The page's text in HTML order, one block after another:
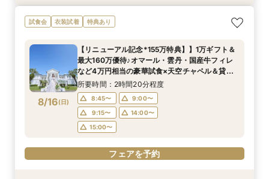
8/15( )
【パパママも安心♪】キッズ婚紹介フェア★キッ
ズスペース付
9:00〜
13:30〜
15:00〜
フェアを予約
8/15( )
【初めての見学におすすめ◎】1万ギフト付き◆
白亜のチャペルなど全館見学×4万円相当の絶品
フェア
所要時間：2時間20分程度
8:45〜
9:00〜
9:15〜
14:00〜
15:00〜
フェアを予約
8/15( )
【料理やおもてなしを重視したい方へ】美食でお
もてなし！豪華国産牛試食×貸切邸宅での演出体
所要時間：2時間20分程度
9:00〜
9:15〜
14:00〜
15:00〜
フェアを予約
8/15( )
【憧れのドレス姿も】SNSで話題の水上大聖堂体
験＆4万相当の試食+最大155万円の豪華特典付
8:45〜
9:00〜
9:15〜
14:00〜
15:00〜
フェアを予約
試食会 衣装試着 特典あり
8/16(日)
【リニューアル記念*155万特典】】1万ギフト＆
最大160万優待♪オマール・雲丹・国産牛フィレ
など4万円相当の豪華試食×天空チャペル＆貸切
邸宅を体験＊マイナビ限定BIGフェア
所要時間：2時間20分程度
8:45〜
9:00〜
9:15〜
14:00〜
15:00〜
フェアを予約